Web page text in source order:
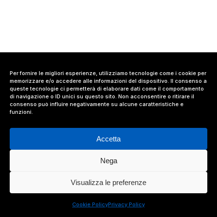
Per fornire le migliori esperienze, utilizziamo tecnologie come i cookie per
memorizzare e/o accedere alle informazioni del dispositivo. Il consenso a
queste tecnologie ci permetterà di elaborare dati come il comportamento
di navigazione o ID unici su questo sito. Non acconsentire o ritirare il
consenso può influire negativamente su alcune caratteristiche e
funzioni.
Accetta
Nega
Visualizza le preferenze
Cookie PolicyPrivacy Policy
© 2024 Value Relations Srl, All Rights Reserved.
instagram